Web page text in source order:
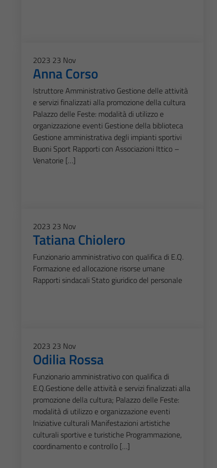
2023 23 Nov
Anna Corso
Istruttore Amministrativo Gestione delle attività
e servizi finalizzati alla promozione della cultura
Palazzo delle Feste: modalità di utilizzo e
organizzazione eventi Gestione della biblioteca
Gestione amministrativa degli impianti sportivi
Buoni Sport Rapporti con Associazioni Ittico –
Venatorie […]
2023 23 Nov
Tatiana Chiolero
Funzionario amministrativo con qualifica di E.Q.
Formazione ed allocazione risorse umane
Rapporti sindacali Stato giuridico del personale
2023 23 Nov
Odilia Rossa
Funzionario amministrativo con qualifica di
E.Q.Gestione delle attività e servizi finalizzati alla
promozione della cultura; Palazzo delle Feste:
modalità di utilizzo e organizzazione eventi
Iniziative culturali Manifestazioni artistiche
culturali sportive e turistiche Programmazione,
coordinamento e controllo […]